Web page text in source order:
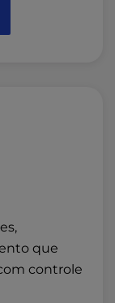
que
controle